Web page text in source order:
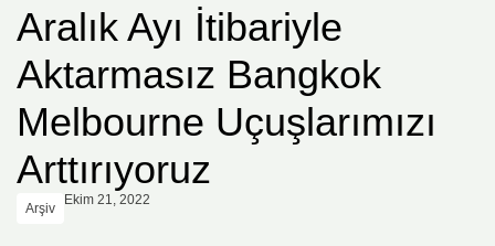
Aralık Ayı İtibariyle
Aktarmasız Bangkok
Melbourne Uçuşlarımızı
Arttırıyoruz
Arşiv
Ekim 21, 2022